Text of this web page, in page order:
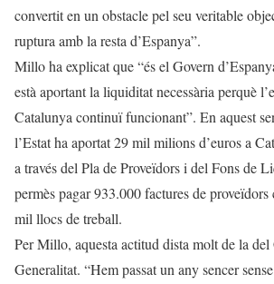
convertit en un obstacle pel seu veritable
ruptura amb la resta d’Espanya”.
Millo ha explicat que “és el Govern
està aportant la liquiditat necessària perquè
Catalunya continuï funcionant”. En aquest
l’Estat ha aportat 29 mil milions d’euros a
a través del Pla de Proveïdors i del Fons de
permès pagar 933.000 factures de
mil llocs de treball.
Per Millo, aquesta actitud dista molt de la del
Generalitat. “Hem passat un any sencer